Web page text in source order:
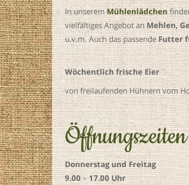
In unseremMühlenlädchen
vielfältiges Angebot anMehlen,
u.v.m. Auch das passendeFutter
Wöchentlich frische Eier
von freilaufenden Hühnern vom
Donnerstag und Freitag
9.00–17.00 Uhr